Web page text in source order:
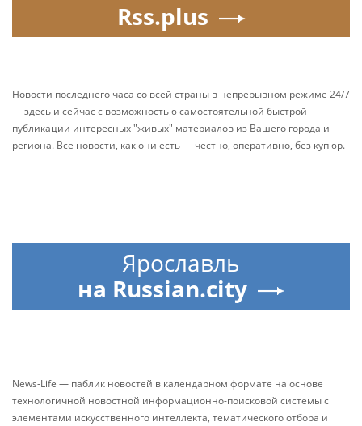
Rss.plus
Новости последнего часа со всей страны в непрерывном режиме 24/7
— здесь и сейчас с возможностью самостоятельной быстрой
публикации интересных "живых" материалов из Вашего города и
региона. Все новости, как они есть — честно, оперативно, без купюр.
Ярославль
на Russian.city
News-Life — паблик новостей в календарном формате на основе
технологичной новостной информационно-поисковой системы с
элементами искусственного интеллекта, тематического отбора и